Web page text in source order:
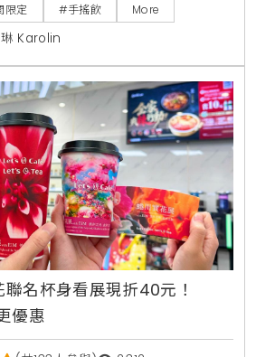
限定 #手搖飲 More
Karolin
名杯身看展現折40元！
優惠